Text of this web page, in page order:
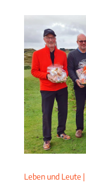
Leben und Leute |